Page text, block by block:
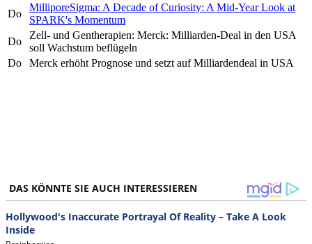
Do
MilliporeSigma: A Decade of Curiosity: A Mid-Year Look at
SPARK's Momentum
Do
Zell- und Gentherapien: Merck: Milliarden-Deal in den USA
soll Wachstum beflügeln
Do
Merck erhöht Prognose und setzt auf Milliardendeal in USA